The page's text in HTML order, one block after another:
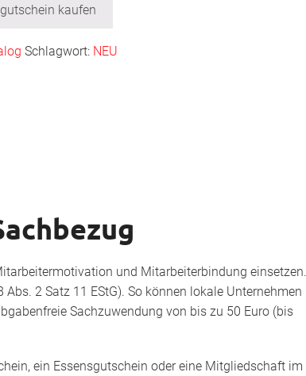
kaufen
Schlagwort: NEU
und Mitarbeiterbindung einsetzen.
Abs. 2 Satz 11 EStG). So können lokale Unternehmen
Sachzuwendung von bis zu 50 Euro (bis
ein Essensgutschein oder eine Mitgliedschaft im